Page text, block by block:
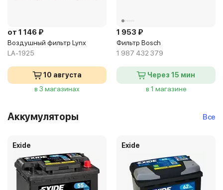
от 1 146 ₽
Воздушный фильтр Lynx
LA-1925
10 августа
в 3 магазинах
1 953 ₽
Фильтр Bosch
1 987 432 379
Через 15 мин
в 1 магазине
Аккумуляторы Все
Exide Exide